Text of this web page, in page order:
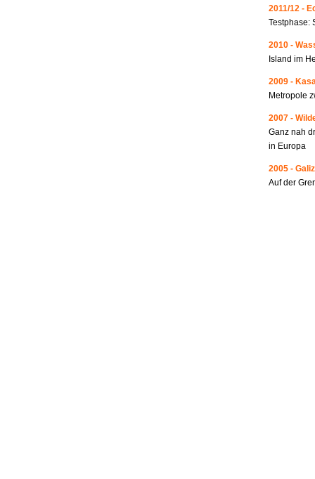
2011/12 -
Testphase:
2010 -
Island im
2009 -
Metropole
2007 -
Ganz nah
in Europa
2005 -
Auf der